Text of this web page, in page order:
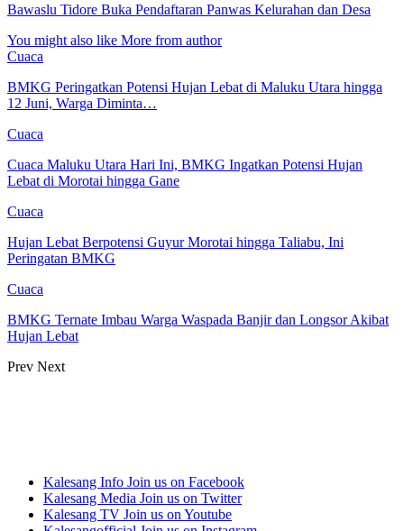
Bawaslu Tidore Buka Pendaftaran Panwas Kelurahan dan Desa
You might also like More from author
Cuaca
BMKG Peringatkan Potensi Hujan Lebat di Maluku Utara hingga
12 Juni, Warga Diminta…
Cuaca
Cuaca Maluku Utara Hari Ini, BMKG Ingatkan Potensi Hujan
Lebat di Morotai hingga Gane
Cuaca
Hujan Lebat Berpotensi Guyur Morotai hingga Taliabu, Ini
Peringatan BMKG
Cuaca
BMKG Ternate Imbau Warga Waspada Banjir dan Longsor Akibat
Hujan Lebat
Prev Next
Kalesang Info Join us on Facebook
Kalesang Media Join us on Twitter
Kalesang TV Join us on Youtube